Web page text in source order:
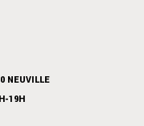
NEUVILLE
19H